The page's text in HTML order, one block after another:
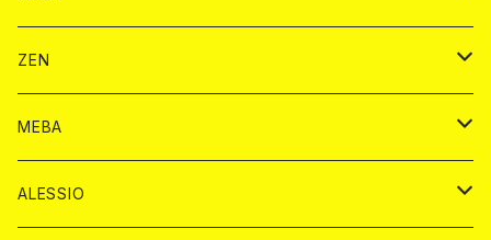
ヴーヴクリコ カード
ノーマル カード
プレミアム カード
ドリンク カード
１ドリンクカード
ショット
チェキ カード
チェキ １５００円
モエシャンドン カード
ヴーヴクリコ カード
BAIKA カード
ノーマル カード
プレミアム カード
ドリンク カード
１ドリンク カード
チェキ カード
ドリンク
1ドリンク
ショット
チェキ
BAIKA
ZEN
ドリンク
シャンパン
チェキ
MEBA
ドリンク
ALESSIO